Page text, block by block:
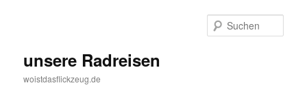
unsere Radreisen
woistdasflickzeug.de